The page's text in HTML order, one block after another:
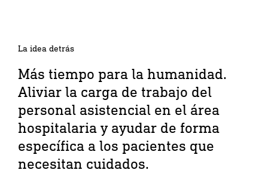
La idea detrás
Más tiempo para la humanidad.
Aliviar la carga de trabajo del
personal asistencial en el área
hospitalaria y ayudar de forma
específica a los pacientes que
necesitan cuidados.